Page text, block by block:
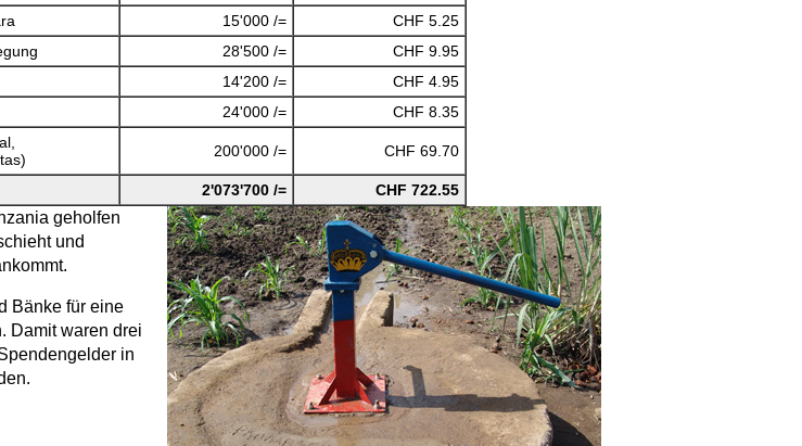
15'000 /=
CHF 5.25
28'500 /=
CHF 9.95
14'200 /=
CHF 4.95
24'000 /=
CHF 8.35
200'000 /= CHF 69.70
2'073'700 /= CHF 722.55
geholfen
und
Bänke für eine
Damit waren drei
in